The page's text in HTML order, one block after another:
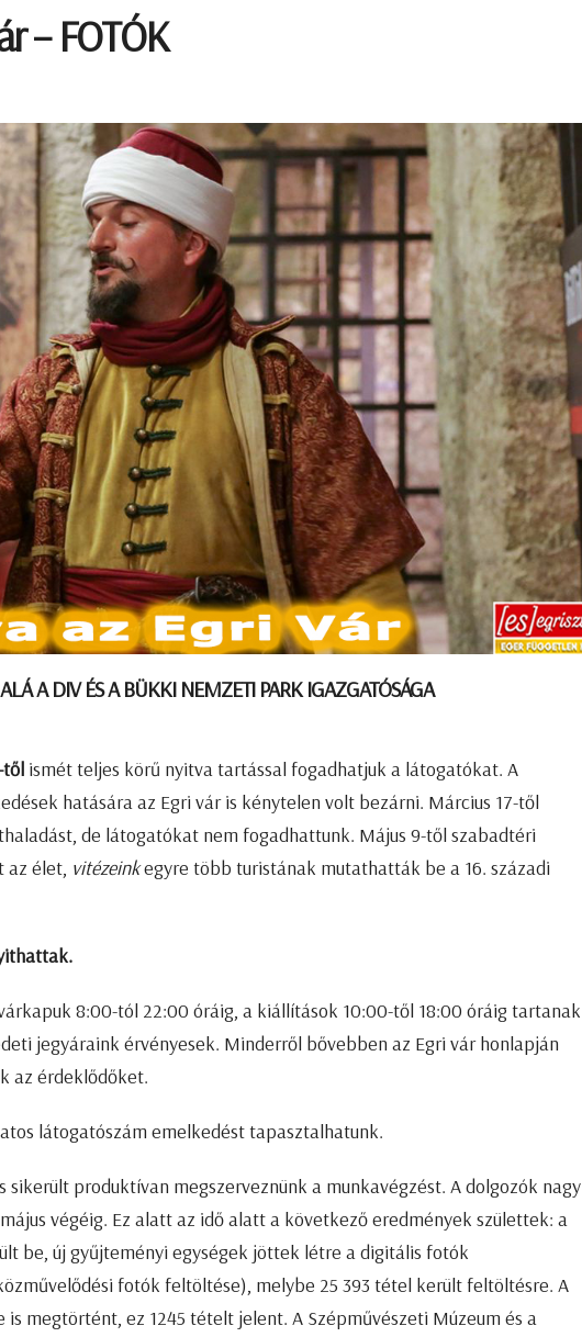
– FOTÓK
A DIV ÉS A BÜKKI NEMZETI PARK IGAZGATÓSÁGA
től ismét teljes körű nyitva tartással fogadhatjuk a látogatókat. A
hatására az Egri vár is kénytelen volt bezárni. Március 17-től
de látogatókat nem fogadhattunk. Május 9-től szabadtéri
az élet, vitézeinkegyre több turistának mutathatták be a 16. századi
8:00-tól 22:00 óráig, a kiállítások 10:00-től 18:00 óráig tartanak
jegyáraink érvényesek. Minderről bővebben az Egri vár honlapján
az érdeklődőket.
látogatószám emelkedést tapasztalhatunk.
produktívan megszerveznünk a munkavégzést. A dolgozók nagy
végéig. Ez alatt az idő alatt a következő eredmények születtek: a
be, új gyűjteményi egységek jöttek létre a digitális fotók
fotók feltöltése), melybe 25 393 tétel került feltöltésre. A
megtörtént, ez 1245 tételt jelent. A Szépművészeti Múzeum és a